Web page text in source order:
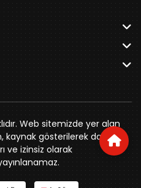
Özkahya Apt. Kat:3 D:7
Web sitemizde yer alan
kaynak gösterilerek dahi
ve izinsiz olarak